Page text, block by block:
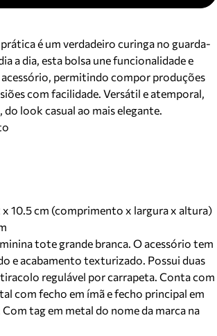
é um verdadeiro curinga no guarda-
a dia, esta bolsa une funcionalidade e
permitindo compor produções
com facilidade. Versátil e atemporal,
look casual ao mais elegante.
x 10.5 cm (comprimento x largura x altura)
tote grande branca. O acessório tem
e acabamento texturizado. Possui duas
tiracolo regulável por carrapeta. Conta com
com fecho em ímã e fecho principal em
tag em metal do nome da marca na